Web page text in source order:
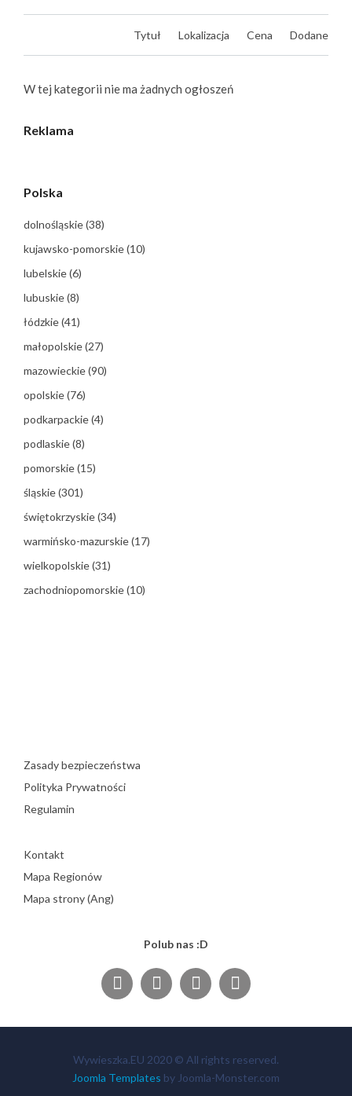
Tytuł Lokalizacja Cena Dodane
W tej kategorii nie ma żadnych ogłoszeń
Reklama
Polska
dolnośląskie(38)
kujawsko-pomorskie(10)
lubelskie(6)
lubuskie(8)
łódzkie(41)
małopolskie(27)
mazowieckie(90)
opolskie(76)
podkarpackie(4)
podlaskie(8)
pomorskie(15)
śląskie(301)
świętokrzyskie(34)
warmińsko-mazurskie(17)
wielkopolskie(31)
zachodniopomorskie(10)
Zasady bezpieczeństwa
Polityka Prywatności
Regulamin
Kontakt
Mapa Regionów
Mapa strony (Ang)
Polub nas :D
Wywieszka.EU 2020 © All rights reserved.
Joomla Templates by Joomla-Monster.com